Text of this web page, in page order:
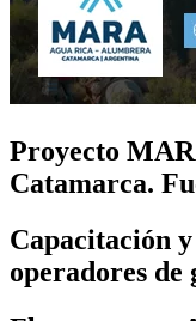
Proyecto
Catamarca.
Capacitación
operadores de